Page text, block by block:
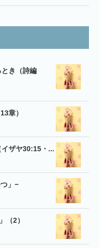
き（詩編
章）
ザヤ30:15・...
」−
（2）